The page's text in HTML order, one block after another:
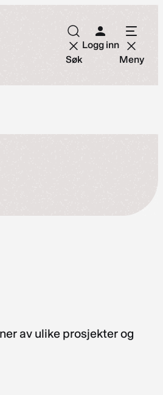
Søk
Logg inn
Meny
av ulike prosjekter og